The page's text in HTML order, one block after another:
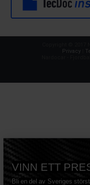
Privacy|
VINN ETT
Bli en del av Sveriges